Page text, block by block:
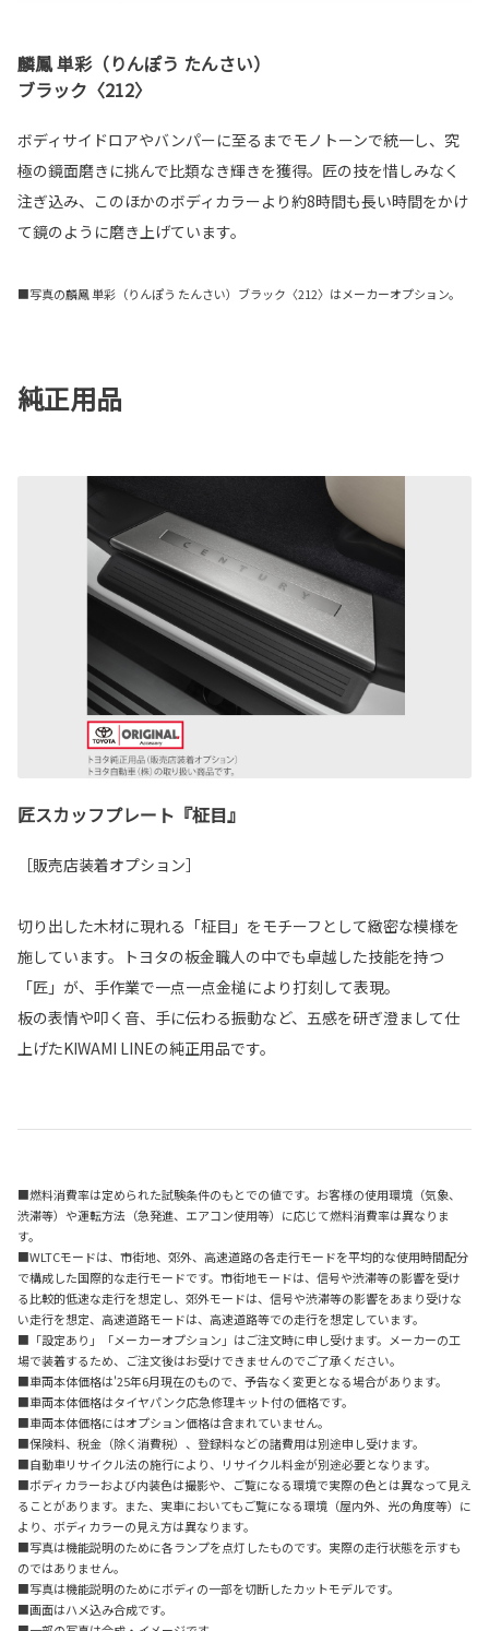
麟鳳 単彩（りんぽう たんさい）
ブラック〈212〉
ボディサイドロアやバンパーに至るまでモノトーンで統一し、究
極の鏡面磨きに挑んで比類なき輝きを獲得。匠の技を惜しみなく
注ぎ込み、このほかのボディカラーより約8時間も長い時間をかけ
て鏡のように磨き上げています。
■写真の麟鳳 単彩（りんぽう たんさい）ブラック〈212〉はメーカーオプション。
純正用品
匠スカッフプレート『柾目』
［販売店装着オプション］
切り出した木材に現れる「柾目」をモチーフとして緻密な模様を
施しています。トヨタの板金職人の中でも卓越した技能を持つ
「匠」が、手作業で一点一点金槌により打刻して表現。
板の表情や叩く音、手に伝わる振動など、五感を研ぎ澄まして仕
上げたKIWAMI LINEの純正用品です。
■燃料消費率は定められた試験条件のもとでの値です。お客様の使用環境（気象、
渋滞等）や運転方法（急発進、エアコン使用等）に応じて燃料消費率は異なりま
す。
■WLTCモードは、市街地、郊外、高速道路の各走行モードを平均的な使用時間配分
で構成した国際的な走行モードです。市街地モードは、信号や渋滞等の影響を受け
る比較的低速な走行を想定し、郊外モードは、信号や渋滞等の影響をあまり受けな
い走行を想定、高速道路モードは、高速道路等での走行を想定しています。
■「設定あり」「メーカーオプション」はご注文時に申し受けます。メーカーの工
場で装着するため、ご注文後はお受けできませんのでご了承ください。
■車両本体価格は'25年6月現在のもので、予告なく変更となる場合があります。
■車両本体価格はタイヤパンク応急修理キット付の価格です。
■車両本体価格にはオプション価格は含まれていません。
■保険料、税金（除く消費税）、登録料などの諸費用は別途申し受けます。
■自動車リサイクル法の施行により、リサイクル料金が別途必要となります。
■ボディカラーおよび内装色は撮影や、ご覧になる環境で実際の色とは異なって見え
ることがあります。また、実車においてもご覧になる環境（屋内外、光の角度等）に
より、ボディカラーの見え方は異なります。
■写真は機能説明のために各ランプを点灯したものです。実際の走行状態を示すも
のではありません。
■写真は機能説明のためにボディの一部を切断したカットモデルです。
■画面はハメ込み合成です。